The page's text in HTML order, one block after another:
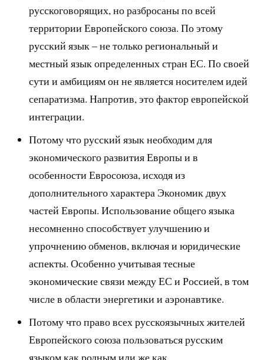
русскоговорящих, но разбросаны по всей
территории Европейского союза. По этому
русский язык – не только региональный и
местный язык определенных стран ЕС. По своей
сути и амбициям он не является носителем идей
сепаратизма. Напротив, это фактор европейской
интеграции.
Потому что русский язык необходим для
экономического развития Европы и в
особенности Евросоюза, исходя из
дополнительного характера Экономик двух
частей Европы. Использование общего языка
несомненно способствует улучшению и
упрочнению обменов, включая и юридические
аспекты. Особенно учитывая тесные
экономические связи между ЕС и Россией, в том
числе в области энергетики и аэронавтике.
Потому что право всех русскоязычных жителей
Европейского союза пользоваться русским
языком как родным или же как